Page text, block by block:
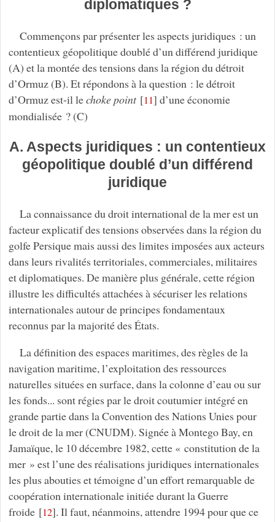
diplomatiques ?
Commençons par présenter les aspects juridiques : un
contentieux géopolitique doublé d’un différend juridique
(A) et la montée des tensions dans la région du détroit
d’Ormuz (B). Et répondons à la question : le détroit
d’Ormuz est-il lechoke point[11] d’une économie
mondialisée ? (C)
A. Aspects juridiques : un contentieux
géopolitique doublé d’un différend
juridique
La connaissance du droit international de la mer est un
facteur explicatif des tensions observées dans la région du
golfe Persique mais aussi des limites imposées aux acteurs
dans leurs rivalités territoriales, commerciales, militaires
et diplomatiques. De manière plus générale, cette région
illustre les difficultés attachées à sécuriser les relations
internationales autour de principes fondamentaux
reconnus par la majorité des États.
La définition des espaces maritimes, des règles de la
navigation maritime, l’exploitation des ressources
naturelles situées en surface, dans la colonne d’eau ou sur
les fonds... sont régies par le droit coutumier intégré en
grande partie dans la Convention des Nations Unies pour
le droit de la mer (CNUDM). Signée à Montego Bay, en
Jamaïque, le 10 décembre 1982, cette « constitution de la
mer » est l’une des réalisations juridiques internationales
les plus abouties et témoigne d’un effort remarquable de
coopération internationale initiée durant la Guerre
froide[12]. Il faut, néanmoins, attendre 1994 pour que ce